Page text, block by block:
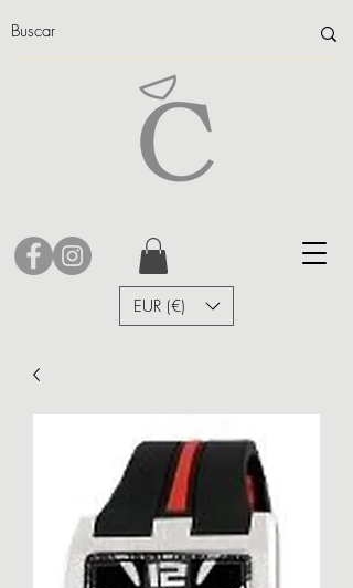
EUR (€)